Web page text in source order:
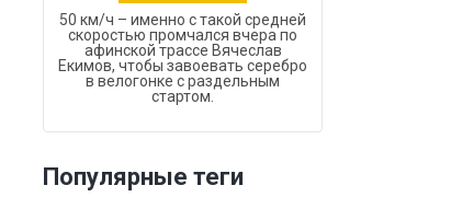
50 км/ч – именно с такой средней
скоростью промчался вчера по
афинской трассе Вячеслав
Екимов, чтобы завоевать серебро
в велогонке с раздельным
стартом.
Популярные теги